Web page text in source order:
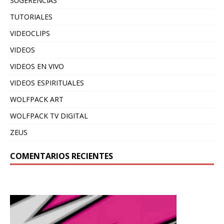
TUTORIALES
VIDEOCLIPS
VIDEOS
VIDEOS EN VIVO
VIDEOS ESPIRITUALES
WOLFPACK ART
WOLFPACK TV DIGITAL
ZEUS
COMENTARIOS RECIENTES